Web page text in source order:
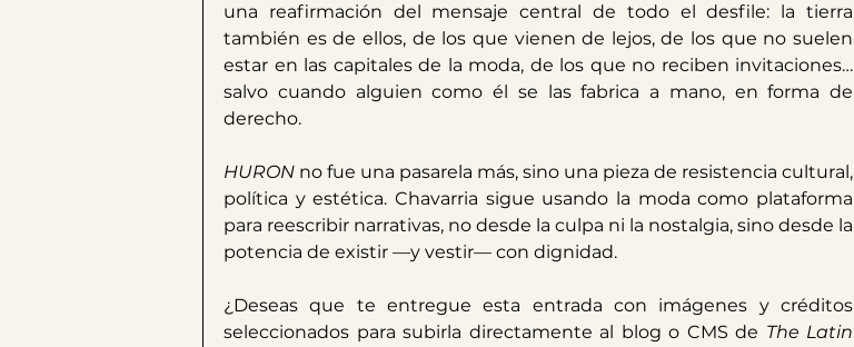
una reafirmación del mensaje central de todo el desfile: la tierra
también es de ellos, de los que vienen de lejos, de los que no suelen
estar en las capitales de la moda, de los que no reciben invitaciones…
salvo cuando alguien como él se las fabrica a mano, en forma de
derecho.
HURON no fue una pasarela más, sino una pieza de resistencia cultural,
política y estética. Chavarria sigue usando la moda como plataforma
para reescribir narrativas, no desde la culpa ni la nostalgia, sino desde la
potencia de existir —y vestir— con dignidad.
¿Deseas que te entregue esta entrada con imágenes y créditos
seleccionados para subirla directamente al blog o CMS de The Latin